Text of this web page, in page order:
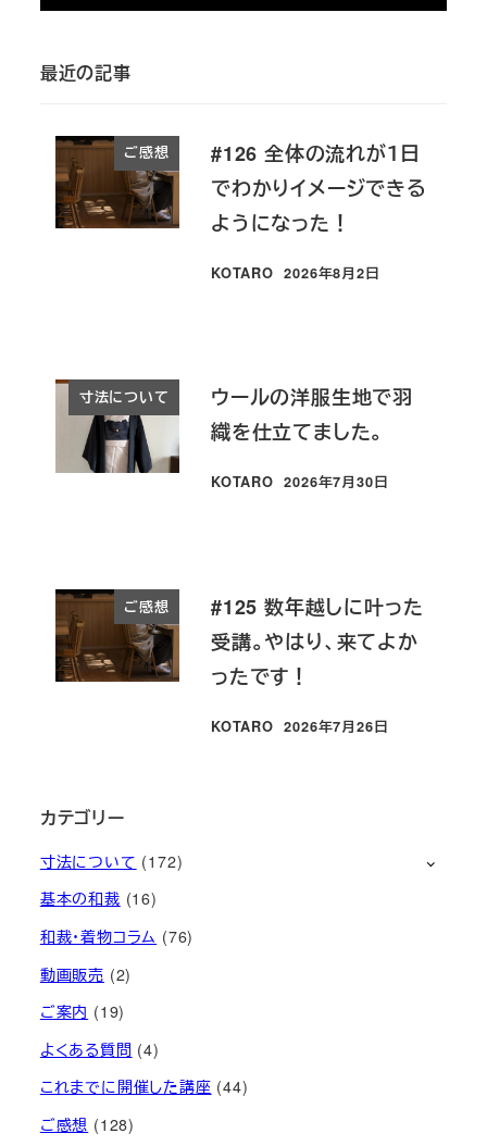
最近の記事
ご感想
#126 全体の流れが１日
でわかりイメージできる
ようになった！
KOTARO
投稿日
2026年8月2日
寸法について
ウールの洋服生地で羽
織を仕立てました。
KOTARO
投稿日
2026年7月30日
ご感想
#125 数年越しに叶った
受講。やはり、来てよか
ったです！
KOTARO
投稿日
2026年7月26日
カテゴリー
寸法について (172)
基本の和裁 (16)
和裁・着物コラム (76)
動画販売 (2)
ご案内 (19)
よくある質問 (4)
これまでに開催した講座 (44)
ご感想 (128)